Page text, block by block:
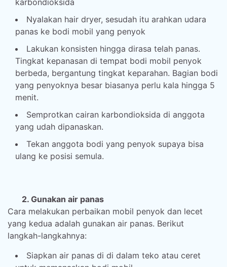
karbondioksida
Nyalakan hair dryer, sesudah itu arahkan udara
panas ke bodi mobil yang penyok
Lakukan konsisten hingga dirasa telah panas.
Tingkat kepanasan di tempat bodi mobil penyok
berbeda, bergantung tingkat keparahan. Bagian bodi
yang penyoknya besar biasanya perlu kala hingga 5
menit.
Semprotkan cairan karbondioksida di anggota
yang udah dipanaskan.
Tekan anggota bodi yang penyok supaya bisa
ulang ke posisi semula.
2. Gunakan air panas
Cara melakukan perbaikan mobil penyok dan lecet
yang kedua adalah gunakan air panas. Berikut
langkah-langkahnya:
Siapkan air panas di di dalam teko atau ceret